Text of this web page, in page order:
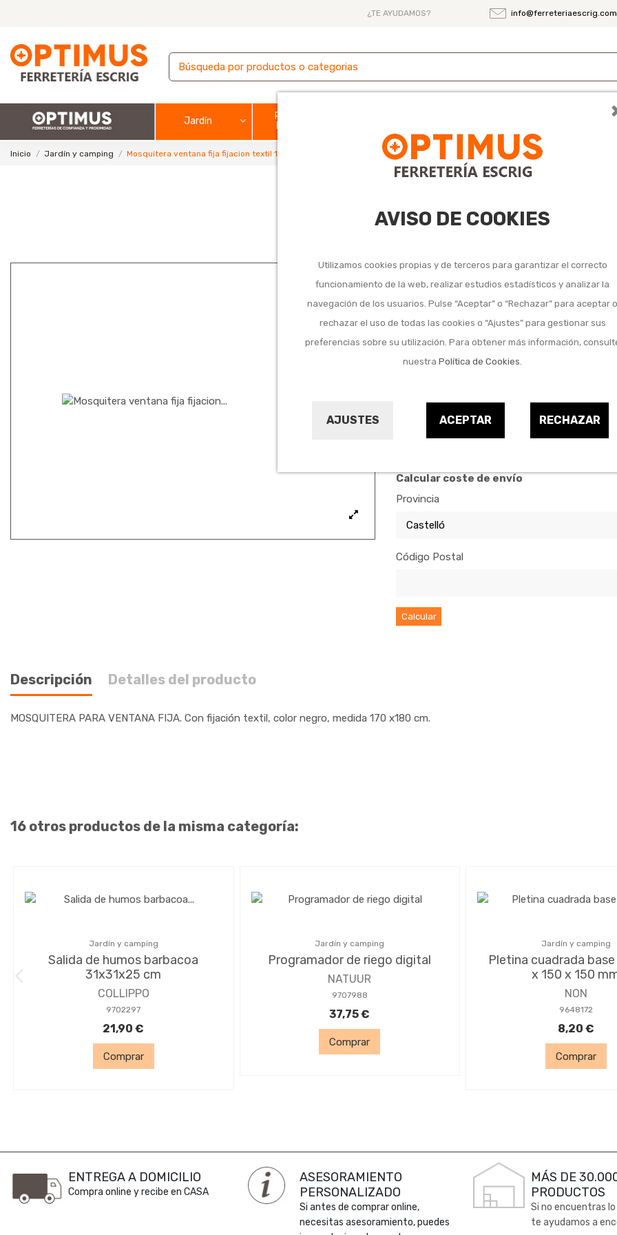
AVISO DE COOKIES
Utilizamos cookies propias y de terceros para garantizar el correcto
funcionamiento de la web, realizar estudios estadísticos y analizar la
navegación de los usuarios. Pulse “Aceptar” o “Rechazar” para aceptar
rechazar el uso de todas las cookies o “Ajustes” para gestionar sus
preferencias sobre su utilización. Para obtener más información,
nuestraPolítica de Cookies
AJUSTES ACEPTAR RECHAZAR
¿TE AYUDAMOS? info@ferreteriaescrig.com
Jardín
Pintura y
Inicio Jardín y camping Mosquitera ventana fija fijacion textil 170x180 cm negra
Mosquitera
9,95 €
Impuestos incluidos
Marca:
NATUUR
Referencia:
1008679
Comprar
Calcular coste de envío
Provincia
Código Postal
Calcular
Descripción Detalles del producto
MOSQUITERA PARA VENTANA FIJA. Con fijación textil, color negro, medida 170 x180 cm.
16 otros productos de la misma categoría:
Jardín y camping
Salida de humos barbacoa
31x31x25 cm
COLLIPPO
9702297
21,90 €
Comprar
Jardín y camping
Programador de riego digital
NATUUR
9707988
37,75 €
Comprar
Jardín y camping
Pletina cuadrada base
x 150 x 150
NON
9648172
8,20 €
Comprar
ENTREGA A DOMICILIO
Compra online y recibe en CASA
ASESORAMIENTO
PERSONALIZADO
Si antes de comprar online,
necesitas asesoramiento, puedes
MÁS DE
PRODUCTOS
Si no encuentras
te ayudamos a